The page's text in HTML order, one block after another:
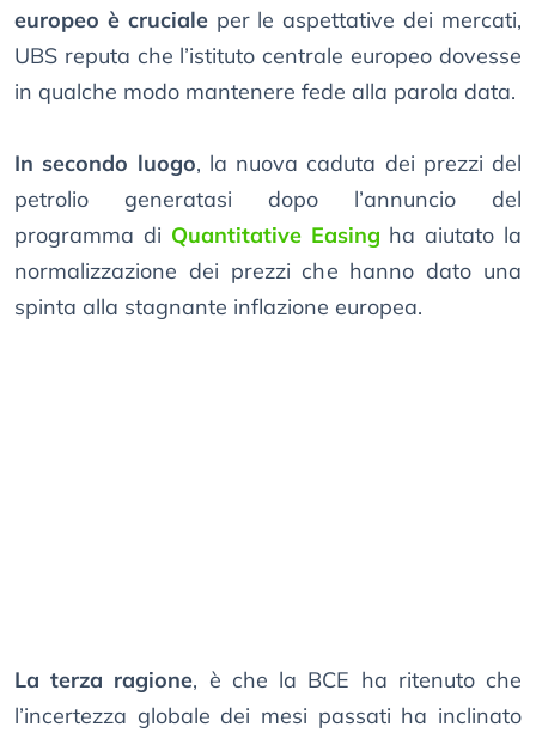
europeo è cruciale per le aspettative dei mercati,
UBS reputa che l’istituto centrale europeo dovesse
in qualche modo mantenere fede alla parola data.
In secondo luogo, la nuova caduta dei prezzi del
petrolio generatasi dopo l’annuncio del
programma di Quantitative Easing ha aiutato la
normalizzazione dei prezzi che hanno dato una
spinta alla stagnante inflazione europea.
La terza ragione, è che la BCE ha ritenuto che
l’incertezza globale dei mesi passati ha inclinato